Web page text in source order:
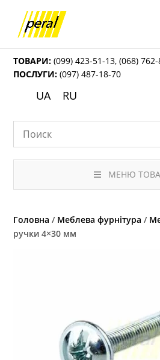
ТОВАРИ: (099) 423-51-13,(068)
ПОСЛУГИ: (097) 487-18-70
UA RU
МЕНЮ
Головна / Меблева фурнітура /
ручки 4×30 мм